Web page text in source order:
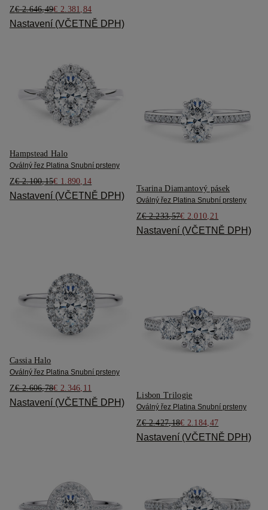
Z€ 2.646,49€ 2.381,84
Nastavení (VČETNĚ DPH)
Hampstead Halo
Oválný řez Platina Snubní prsteny
Z€ 2.100,15€ 1.890,14
Nastavení (VČETNĚ DPH)
Tsarina Diamantový pásek
Oválný řez Platina Snubní prsteny
Z€ 2.233,57€ 2.010,21
Nastavení (VČETNĚ DPH)
Cassia Halo
Oválný řez Platina Snubní prsteny
Z€ 2.606,78€ 2.346,11
Nastavení (VČETNĚ DPH)
Lisbon Trilogie
Oválný řez Platina Snubní prsteny
Z€ 2.427,18€ 2.184,47
Nastavení (VČETNĚ DPH)